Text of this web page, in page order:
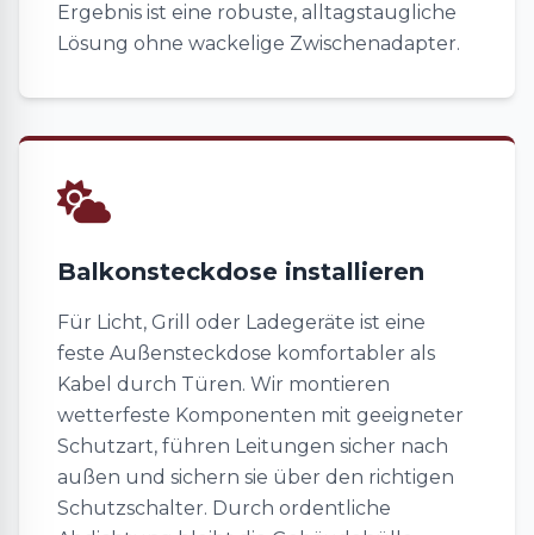
Ergebnis ist eine robuste, alltagstaugliche
Lösung ohne wackelige Zwischenadapter.
Balkonsteckdose installieren
Für Licht, Grill oder Ladegeräte ist eine
feste Außensteckdose komfortabler als
Kabel durch Türen. Wir montieren
wetterfeste Komponenten mit geeigneter
Schutzart, führen Leitungen sicher nach
außen und sichern sie über den richtigen
Schutzschalter. Durch ordentliche